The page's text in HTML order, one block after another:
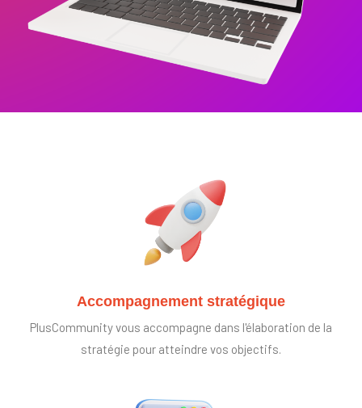
Accompagnement stratégique
PlusCommunity vous accompagne dans l'élaboration de la
stratégie pour atteindre vos objectifs.